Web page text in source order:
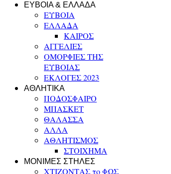
ΕΥΒΟΙΑ & ΕΛΛΑΔΑ
ΕΥΒΟΙΑ
ΕΛΛΑΔΑ
ΚΑΙΡΟΣ
ΑΓΓΕΛΙΕΣ
ΟΜΟΡΦΙΕΣ ΤΗΣ
ΕΥΒΟΙΑΣ
ΕΚΛΟΓΕΣ 2023
ΑΘΛΗΤΙΚΑ
ΠΟΔΟΣΦΑΙΡΟ
ΜΠΑΣΚΕΤ
ΘΑΛΑΣΣΑ
ΑΛΛΑ
ΑΘΛΗΤΙΣΜΟΣ
ΣΤΟΙΧΗΜΑ
ΜΟΝΙΜΕΣ ΣΤΗΛΕΣ
ΧΤΙΖΟΝΤΑΣ το ΦΩΣ